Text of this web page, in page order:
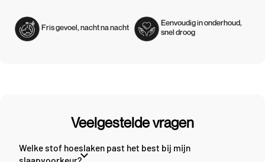
Fris gevoel, nacht na nacht
Eenvoudig in onderhoud,
snel droog
Veelgestelde vragen
Welke stof hoeslaken past het best bij mijn